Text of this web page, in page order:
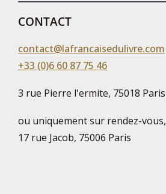
CONTACT
contact@lafrancaisedulivre.com
+33 (0)6 60 87 75 46
3 rue Pierre l'ermite, 75018 Paris
ou uniquement sur rendez-vous,
17 rue Jacob, 75006 Paris